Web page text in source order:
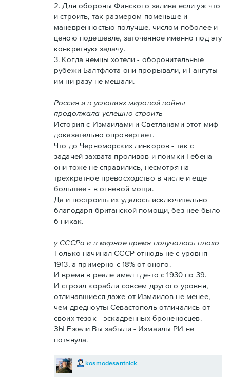
2. Для обороны Финского залива если уж что
и строить, так размером поменьше и
маневренностью получше, числом поболее и
ценою подешевле, заточенное именно под эту
конкретную задачу.
3. Когда немцы хотели - оборонительные
рубежи Балтфлота они прорывали, и Гангуты
им ни разу не мешали.
Россия и в условиях мировой войны
продолжала успешно строить
История с Измаилами и Светланами этот миф
доказательно опровергает.
Что до Черноморских линкоров - так с
задачей захвата проливов и поимки Гебена
они тоже не справились, несмотря на
трехкратное превосходство в числе и еще
большее - в огневой мощи.
Да и построить их удалось исключительно
благодаря британской помощи, без нее было
б никак.
у СССРа и в мирное время получалось плохо
Только начинал СССР отнюдь не с уровня
1913, а примерно с 18% от оного.
И время в реале имел где-то с 1930 по 39.
И строил корабли совсем другого уровня,
отличавшиеся даже от Измаилов не менее,
чем дредноуты Севастополь отличались от
своих тезок - эскадренных броненосцев.
ЗЫ Ежели Вы забыли - Измаилы РИ не
потянула.
kosmodesantnick